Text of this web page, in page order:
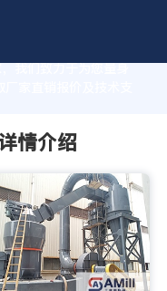
我们致力于为您量身
家直销报价及技术支
情介绍